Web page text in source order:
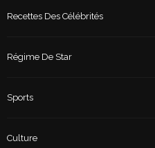
Recettes Des Célébrités
Régime De Star
Sports
Culture